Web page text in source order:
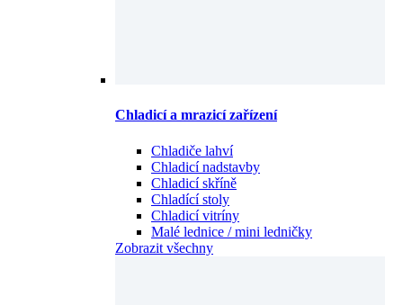
Chladicí a mrazicí zařízení
Chladiče lahví
Chladicí nadstavby
Chladicí skříně
Chladící stoly
Chladicí vitríny
Malé lednice / mini ledničky
Zobrazit všechny